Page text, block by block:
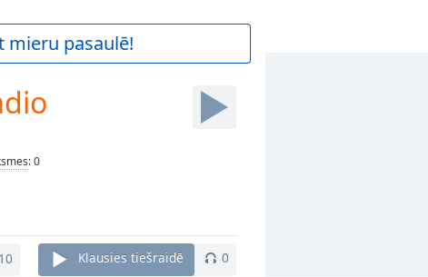
mieru pasaulē!
:0
10 Klausies tiešraidē 0